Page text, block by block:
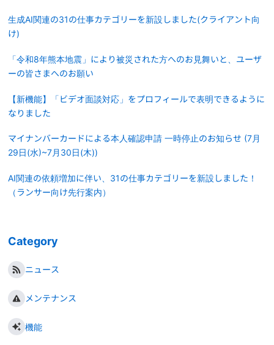
生成AI関連の31の仕事カテゴリーを新設しました(クライアント向
け)
「令和8年熊本地震」により被災された方へのお見舞いと、ユーザ
ーの皆さまへのお願い
【新機能】「ビデオ面談対応」をプロフィールで表明できるように
なりました
マイナンバーカードによる本人確認申請 一時停止のお知らせ (7月
29日(水)~7月30日(木))
AI関連の依頼増加に伴い、31の仕事カテゴリーを新設しました！
（ランサー向け先行案内）
Category
ニュース
メンテナンス
機能